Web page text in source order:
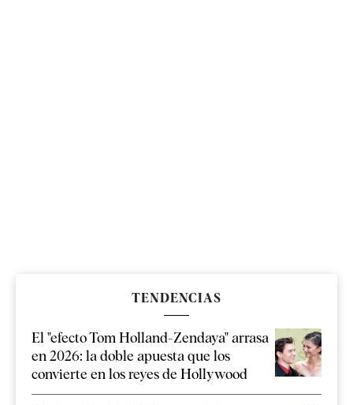
TENDENCIAS
El "efecto Tom Holland-Zendaya" arrasa
en 2026: la doble apuesta que los
convierte en los reyes de Hollywood